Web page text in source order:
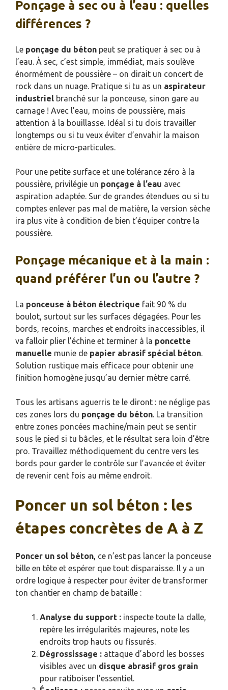
Ponçage à sec ou à l’eau : quelles
différences ?
Le ponçage du béton peut se pratiquer à sec ou à
l’eau. À sec, c’est simple, immédiat, mais soulève
énormément de poussière – on dirait un concert de
rock dans un nuage. Pratique si tu as un aspirateur
industriel branché sur la ponceuse, sinon gare au
carnage ! Avec l’eau, moins de poussière, mais
attention à la bouillasse. Idéal si tu dois travailler
longtemps ou si tu veux éviter d’envahir la maison
entière de micro-particules.
Pour une petite surface et une tolérance zéro à la
poussière, privilégie un ponçage à l’eau avec
aspiration adaptée. Sur de grandes étendues ou si tu
comptes enlever pas mal de matière, la version sèche
ira plus vite à condition de bien t’équiper contre la
poussière.
Ponçage mécanique et à la main :
quand préférer l’un ou l’autre ?
La ponceuse à béton électrique fait 90 % du
boulot, surtout sur les surfaces dégagées. Pour les
bords, recoins, marches et endroits inaccessibles, il
va falloir plier l’échine et terminer à la poncette
manuelle munie de papier abrasif spécial béton.
Solution rustique mais efficace pour obtenir une
finition homogène jusqu’au dernier mètre carré.
Tous les artisans aguerris te le diront : ne néglige pas
ces zones lors du ponçage du béton. La transition
entre zones poncées machine/main peut se sentir
sous le pied si tu bâcles, et le résultat sera loin d’être
pro. Travaillez méthodiquement du centre vers les
bords pour garder le contrôle sur l’avancée et éviter
de revenir cent fois au même endroit.
Poncer un sol béton : les
étapes concrètes de A à Z
Poncer un sol béton, ce n’est pas lancer la ponceuse
bille en tête et espérer que tout disparaisse. Il y a un
ordre logique à respecter pour éviter de transformer
ton chantier en champ de bataille :
Analyse du support : inspecte toute la dalle,
repère les irrégularités majeures, note les
endroits trop hauts ou fissurés.
Dégrossissage : attaque d’abord les bosses
visibles avec un disque abrasif gros grain
pour ratiboiser l’essentiel.